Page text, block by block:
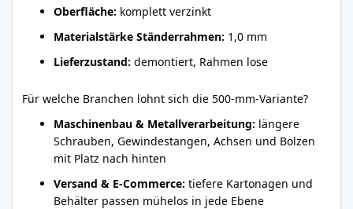
Oberfläche: komplett verzinkt
Materialstärke Ständerrahmen: 1,0 mm
Lieferzustand: demontiert, Rahmen lose
Für welche Branchen lohnt sich die 500-mm-Variante?
Maschinenbau & Metallverarbeitung: längere
Schrauben, Gewindestangen, Achsen und Bolzen
mit Platz nach hinten
Versand & E-Commerce: tiefere Kartonagen und
Behälter passen mühelos in jede Ebene